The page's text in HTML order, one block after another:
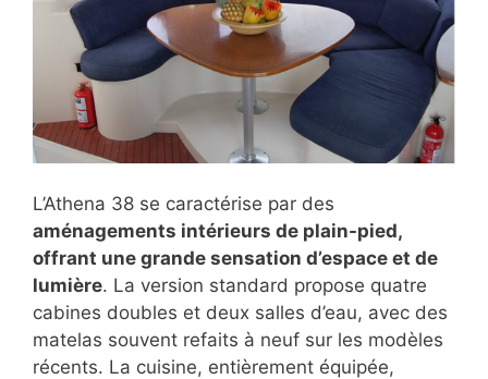
L’Athena 38 se caractérise par des
aménagements intérieurs de plain-pied,
offrant une grande sensation d’espace et de
lumière. La version standard propose quatre
cabines doubles et deux salles d’eau, avec des
matelas souvent refaits à neuf sur les modèles
récents. La cuisine, entièrement équipée,